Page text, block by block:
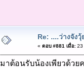
Re: ....ว่างจังวุ้
« ตอบ #881 เมื่อ:23
มาต้อนรับน้องเพียวด้วย